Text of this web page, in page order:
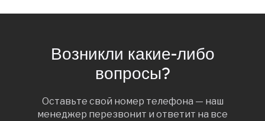
Возникли какие-либо
вопросы?
Оставьте свой номер телефона — наш
менеджер перезвонит и ответит на все